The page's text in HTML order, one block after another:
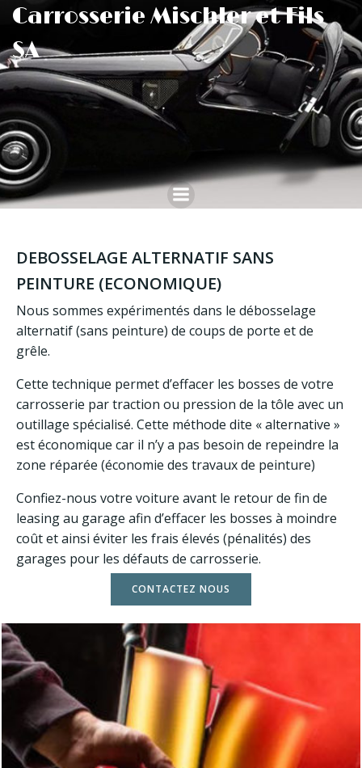
Aller
au
contenu
Carrosserie Mischler et Fils
SA
DEBOSSELAGE ALTERNATIF SANS
PEINTURE (ECONOMIQUE)
Nous sommes expérimentés dans le débosselage
alternatif (sans peinture) de coups de porte et de
grêle.
Cette technique permet d’effacer les bosses de votre
carrosserie par traction ou pression de la tôle avec un
outillage spécialisé. Cette méthode dite « alternative »
est économique car il n’y a pas besoin de repeindre la
zone réparée (économie des travaux de peinture)
Confiez-nous votre voiture avant le retour de fin de
leasing au garage afin d’effacer les bosses à moindre
coût et ainsi éviter les frais élevés (pénalités) des
garages pour les défauts de carrosserie.
CONTACTEZ NOUS